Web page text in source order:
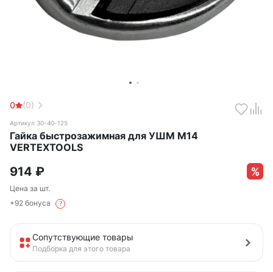
0 (0)
Артикул 30-40-125
Гайка быстрозажимная для УШМ М14
VERTEXTOOLS
914 ₽
Цена за шт.
+92 бонуса
?
Сопутствующие товары
Подборка для этого товара